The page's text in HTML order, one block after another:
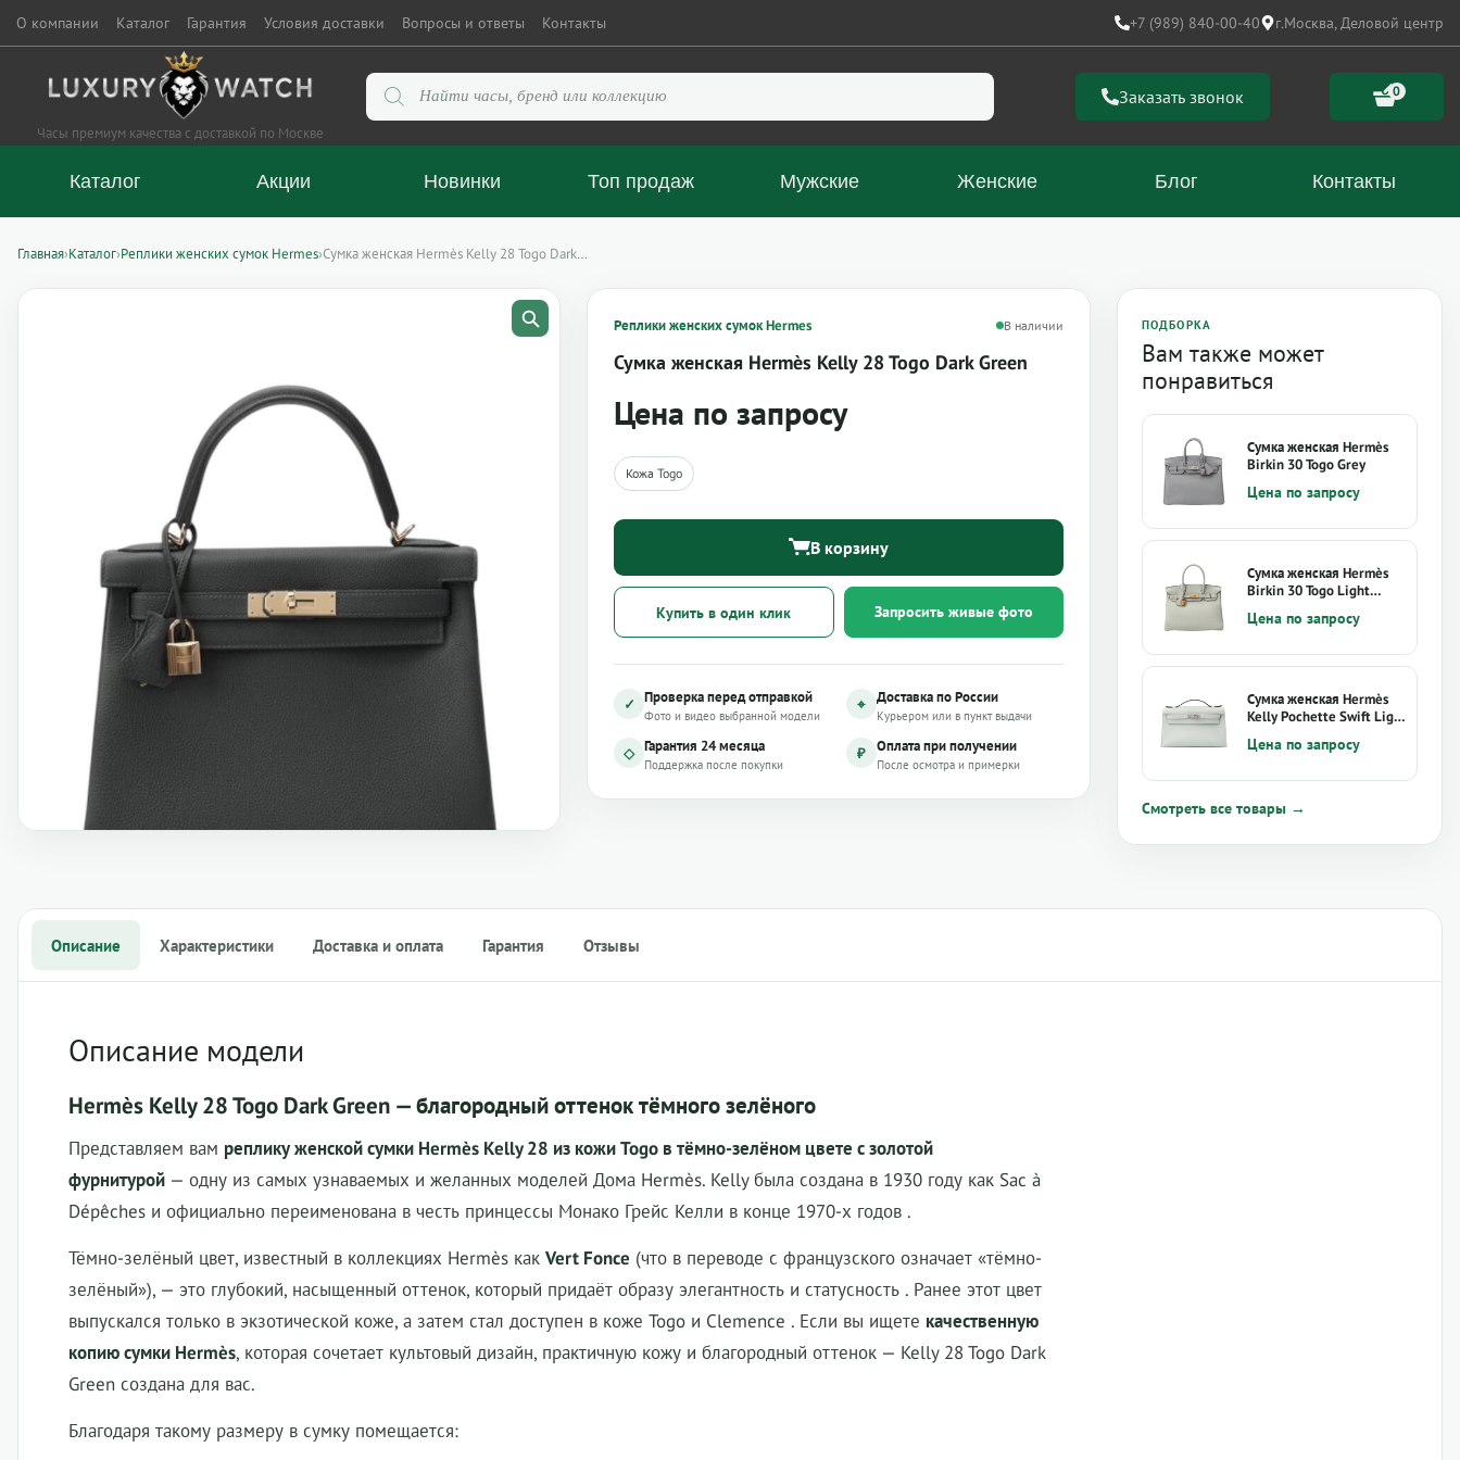
О компании Каталог Гарантия Условия доставки Вопросы и ответы Контакты +7 (989) 840-00-40 г.Москва, Деловой центр
Часы премиум качества с доставкой по Москве
Поиск
товаров
Заказать звонок 0
Каталог Акции Новинки Топ продаж Мужские Женские Блог Контакты
Главная›Каталог›Реплики женских сумок Hermes›Сумка женская Hermès Kelly 28 Togo Dark…
Реплики женских сумок Hermes В наличии
Сумка женская Hermès Kelly 28 Togo Dark Green
Цена по запросу
Кожа Togo
В корзину
Купить в один клик Запросить живые фото
✓ Проверка перед отправкой
Фото и видео выбранной модели
⌖ Доставка по России
Курьером или в пункт выдачи
◇ Гарантия 24 месяца
Поддержка после покупки
₽ Оплата при получении
После осмотра и примерки
ПОДБОРКА
Вам также может
понравиться
Сумка женская Hermès
Birkin 30 Togo Grey
Цена по запросу
Сумка женская Hermès
Birkin 30 Togo Light
Цена по запросу
Сумка женская Hermès
Kelly Pochette Swift Light
Цена по запросу
Смотреть все товары →
Описание Характеристики Доставка и оплата Гарантия Отзывы
Описание модели
Hermès Kelly 28 Togo Dark Green — благородный оттенок тёмного зелёного
Представляем вам реплику женской сумки Hermès Kelly 28 из кожи Togo в тёмно-зелёном цвете с золотой
фурнитурой — одну из самых узнаваемых и желанных моделей Дома Hermès. Kelly была создана в 1930 году как Sac à
Dépêches и официально переименована в честь принцессы Монако Грейс Келли в конце 1970-х годов .
Тёмно-зелёный цвет, известный в коллекциях Hermès как Vert Fonce (что в переводе с французского означает «тёмно-
зелёный»), — это глубокий, насыщенный оттенок, который придаёт образу элегантность и статусность . Ранее этот цвет
выпускался только в экзотической коже, а затем стал доступен в коже Togo и Clemence . Если вы ищете качественную
копию сумки Hermès, которая сочетает культовый дизайн, практичную кожу и благородный оттенок — Kelly 28 Togo Dark
Green создана для вас.
Благодаря такому размеру в сумку помещается: